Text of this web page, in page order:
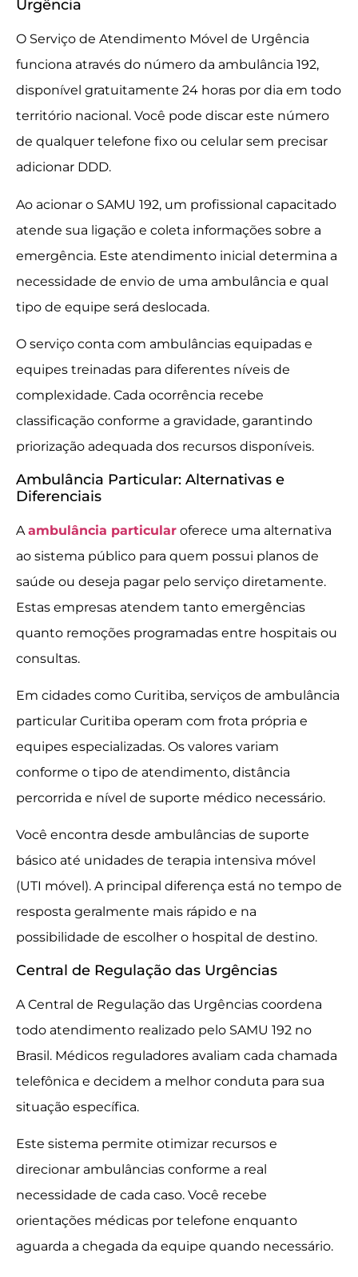
Urgência
O Serviço de Atendimento Móvel de Urgência
funciona através do número da ambulância 192,
disponível gratuitamente 24 horas por dia em todo
território nacional. Você pode discar este número
de qualquer telefone fixo ou celular sem precisar
adicionar DDD.
Ao acionar o SAMU 192, um profissional capacitado
atende sua ligação e coleta informações sobre a
emergência. Este atendimento inicial determina a
necessidade de envio de uma ambulância e qual
tipo de equipe será deslocada.
O serviço conta com ambulâncias equipadas e
equipes treinadas para diferentes níveis de
complexidade. Cada ocorrência recebe
classificação conforme a gravidade, garantindo
priorização adequada dos recursos disponíveis.
Ambulância Particular: Alternativas e
Diferenciais
A ambulância particular oferece uma alternativa
ao sistema público para quem possui planos de
saúde ou deseja pagar pelo serviço diretamente.
Estas empresas atendem tanto emergências
quanto remoções programadas entre hospitais ou
consultas.
Em cidades como Curitiba, serviços de ambulância
particular Curitiba operam com frota própria e
equipes especializadas. Os valores variam
conforme o tipo de atendimento, distância
percorrida e nível de suporte médico necessário.
Você encontra desde ambulâncias de suporte
básico até unidades de terapia intensiva móvel
(UTI móvel). A principal diferença está no tempo de
resposta geralmente mais rápido e na
possibilidade de escolher o hospital de destino.
Central de Regulação das Urgências
A Central de Regulação das Urgências coordena
todo atendimento realizado pelo SAMU 192 no
Brasil. Médicos reguladores avaliam cada chamada
telefônica e decidem a melhor conduta para sua
situação específica.
Este sistema permite otimizar recursos e
direcionar ambulâncias conforme a real
necessidade de cada caso. Você recebe
orientações médicas por telefone enquanto
aguarda a chegada da equipe quando necessário.